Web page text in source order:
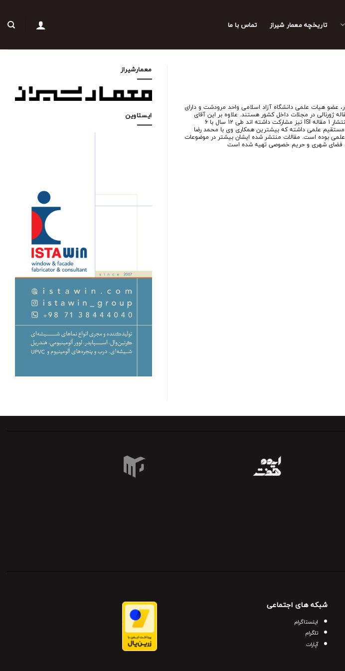
تاریخچه معمار‌‌ شیراز تماس با ما
عضو هیات علمی دانشگاه آزاد اسلامی واحد مرودشت و دارای
کنفرانسی و 3 مقاله ژورنالی در مجلات داخل کشور هستند. علاوه بر این آقای
دکتر علیرضا دانش پور در انتشار 1 مقاله ISI نیز مشارکت داشته اند طی 12 سال با 6
علمی داشته که بیشترین همکاری وی با محمد رضا
انتشار 3 مقاله علمی بوده است. مقالات منتشر شده ایشان بیشتر در موضوعات
فضای شهری و حریم خصوصی تهیه شده است
معمارشیراز
ایستاوین
شبکه های اجتماعی
اینستاگرام
تلگرام
آپارات